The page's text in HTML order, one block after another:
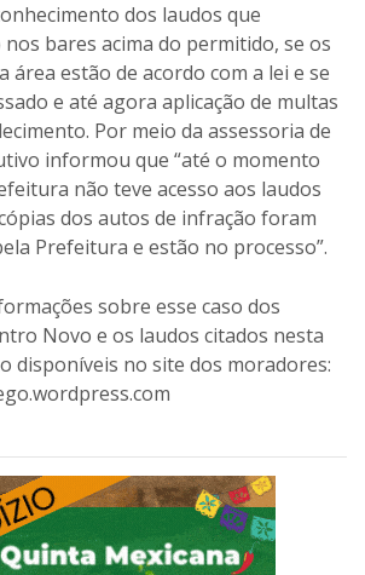
não teve acesso aos laudos
dos autos de infração foram
Prefeitura e estão no processo”.
sobre esse caso dos
Novo e os laudos citados nesta
disponíveis no site dos moradores: